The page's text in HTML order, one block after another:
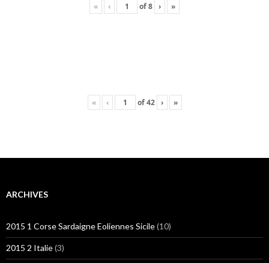
« ‹ of8 › »
« ‹ of42 › »
ARCHIVES
2015 1 Corse Sardaigne Eoliennes Sicile(10)
2015 2 Italie(3)